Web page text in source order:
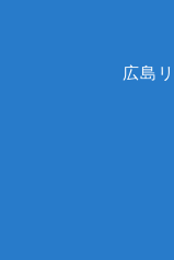
広島